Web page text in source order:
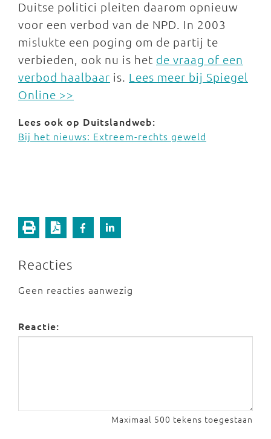
Duitse politici pleiten daarom opnieuw
voor een verbod van de NPD. In 2003
mislukte een poging om de partij te
verbieden, ook nu is het de vraag of een
verbod haalbaar is. Lees meer bij Spiegel
Online >>
Lees ook op Duitslandweb:
Bij het nieuws: Extreem-rechts geweld
Reacties
Geen reacties aanwezig
Reactie:
Maximaal 500 tekens toegestaan